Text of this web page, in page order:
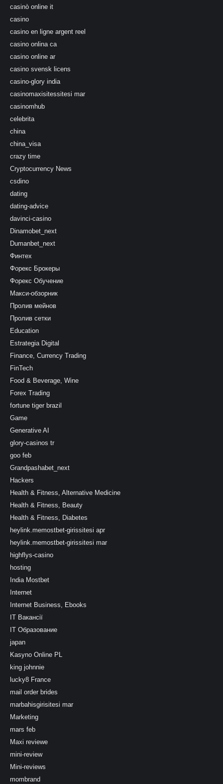
casinò online it
casino
casino en ligne argent reel
casino onlina ca
casino online ar
casino svensk licens
casino-glory india
casinomaxisitessitesi mar
casinomhub
celebrita
china
china_visa
crazy time
Cryptocurrency News
csdino
dating
dating-advice
davinci-casino
Dinamobet_next
Dumanbet_next
Финтех
Форекс Брокеры
Форекс Обучение
Макси-обзорник
Пролив мейнов
Пролив сетки
Education
Estrategia Digital
Finance, Currency Trading
FinTech
Food & Beverage, Wine
Forex Trading
fortune tiger brazil
Game
Generative AI
glory-casinos tr
goo feb
Grandpashabet_next
Hackers
Health & Fitness, Alternative Medicine
Health & Fitness, Beauty
Health & Fitness, Diabetes
heylink.memostbet-girissitesi apr
heylink.memostbet-girissitesi mar
highflys-casino
hosting
India Mostbet
Internet
Internet Business, Ebooks
IT Вакансії
IT Образование
japan
Kasyno Online PL
king johnnie
lucky8 France
mail order brides
marbahisgirisitesi mar
Marketing
mars feb
Maxi reviewe
mini-review
Mini-reviews
mombrand